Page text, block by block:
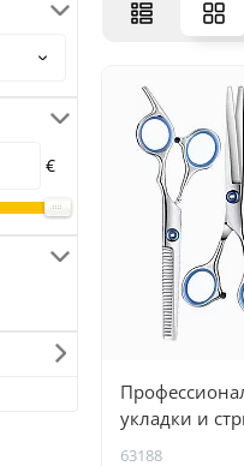
€
укладки и
63188